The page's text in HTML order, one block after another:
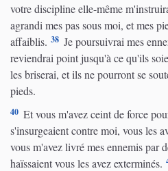
votre discipline elle-même
agrandi mes pas sous moi, et mes
affaiblis. 38 Je poursuivrai mes
reviendrai point jusqu'à ce qu'ils
les briserai, et ils ne pourront se
pieds.
40 Et vous m'avez ceint de force
s'insurgeaient contre moi, vous les
vous m'avez livré mes ennemis par
haïssaient vous les avez exterminés.